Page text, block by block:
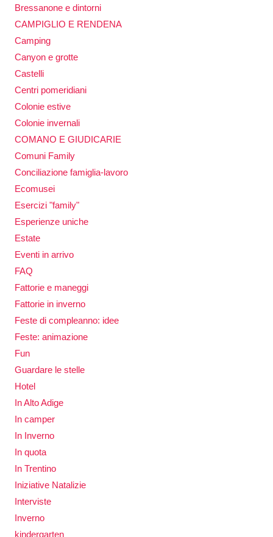
Bressanone e dintorni
CAMPIGLIO E RENDENA
Camping
Canyon e grotte
Castelli
Centri pomeridiani
Colonie estive
Colonie invernali
COMANO E GIUDICARIE
Comuni Family
Conciliazione famiglia-lavoro
Ecomusei
Esercizi "family"
Esperienze uniche
Estate
Eventi in arrivo
FAQ
Fattorie e maneggi
Fattorie in inverno
Feste di compleanno: idee
Feste: animazione
Fun
Guardare le stelle
Hotel
In Alto Adige
In camper
In Inverno
In quota
In Trentino
Iniziative Natalizie
Interviste
Inverno
kindergarten